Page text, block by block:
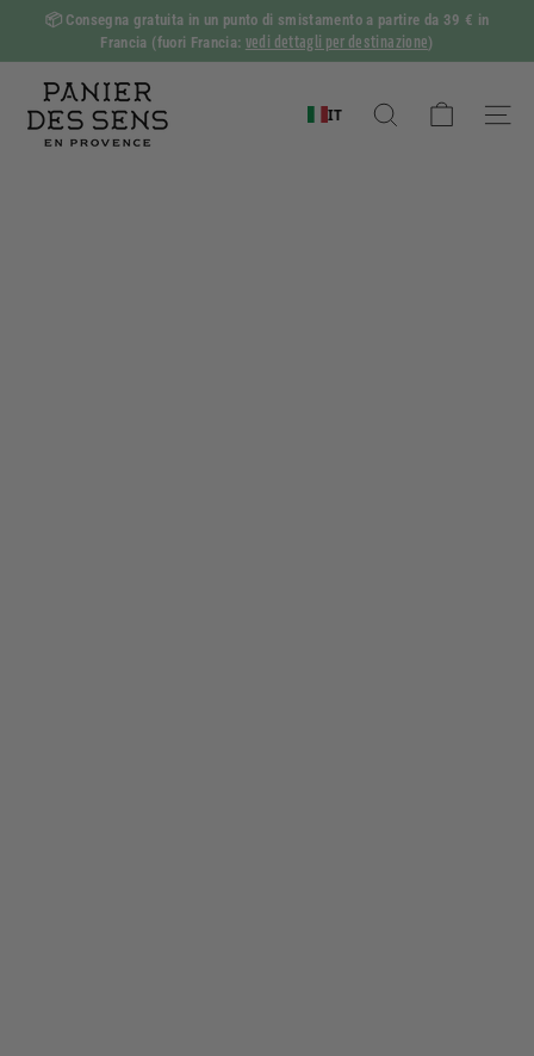
contenuto
Mostra
diapositive
📦 Consegna gratuita in un punto di smistamento a partire da 39 € in
Francia (fuori Francia: vedi dettagli per destinazione)
a
IT
Ricerca